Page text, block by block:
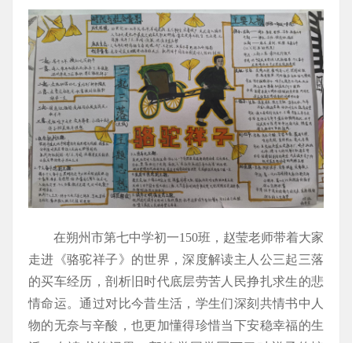
在朔州市第七中学初一150班，赵莹老师带着大家
走进《骆驼祥子》的世界，深度解读主人公三起三落
的买车经历，剖析旧时代底层劳苦人民挣扎求生的悲
情命运。通过对比今昔生活，学生们深刻共情书中人
物的无奈与辛酸，也更加懂得珍惜当下安稳幸福的生